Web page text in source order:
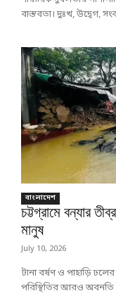
বাস্তবতা। দুঃখ, উদ্বেগ,
বাংলাদেশ
চট্টগ্রামে বন্যার
মানুষ
July 10, 2026
টানা বর্ষণ ও পাহাড়ি
পরিস্থিতির আরও অবনতি